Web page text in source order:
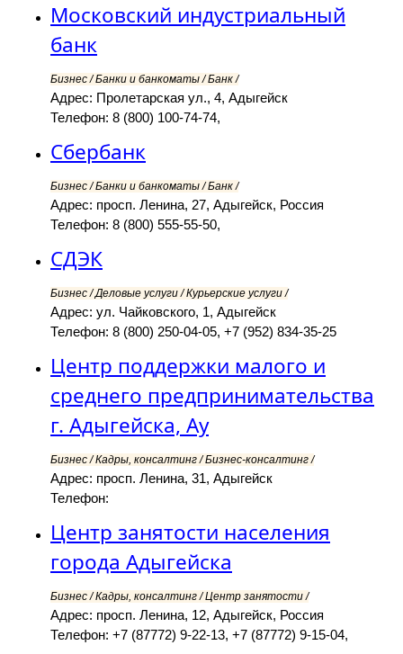
Московский индустриальный
банк
Бизнес / Банки и банкоматы / Банк /
Адрес: Пролетарская ул., 4, Адыгейск
Телефон: 8 (800) 100-74-74,
Сбербанк
Бизнес / Банки и банкоматы / Банк /
Адрес: просп. Ленина, 27, Адыгейск, Россия
Телефон: 8 (800) 555-55-50,
СДЭК
Бизнес / Деловые услуги / Курьерские услуги /
Адрес: ул. Чайковского, 1, Адыгейск
Телефон: 8 (800) 250-04-05, +7 (952) 834-35-25
Центр поддержки малого и
среднего предпринимательства
г. Адыгейска, Ау
Бизнес / Кадры, консалтинг / Бизнес-консалтинг /
Адрес: просп. Ленина, 31, Адыгейск
Телефон:
Центр занятости населения
города Адыгейска
Бизнес / Кадры, консалтинг / Центр занятости /
Адрес: просп. Ленина, 12, Адыгейск, Россия
Телефон: +7 (87772) 9-22-13, +7 (87772) 9-15-04,